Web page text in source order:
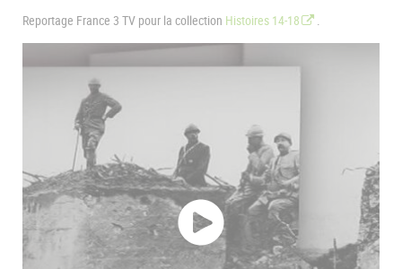
Reportage France 3 TV pour la collection Histoires 14-18 .